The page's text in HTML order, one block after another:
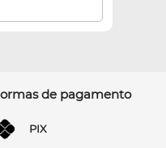
de pagamento
PIX